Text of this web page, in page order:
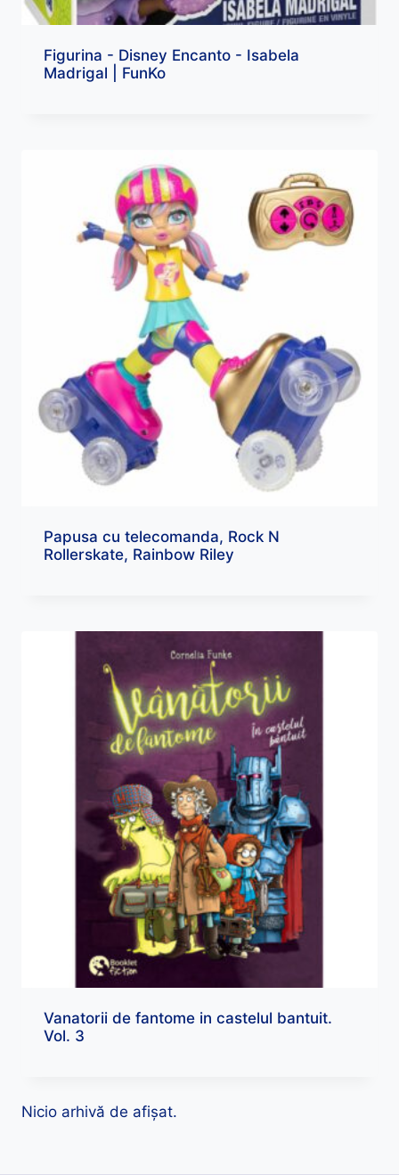
Figurina - Disney Encanto - Isabela
Madrigal | FunKo
Papusa cu telecomanda, Rock N
Rollerskate, Rainbow Riley
Vanatorii de fantome in castelul bantuit.
Vol. 3
Nicio arhivă de afișat.